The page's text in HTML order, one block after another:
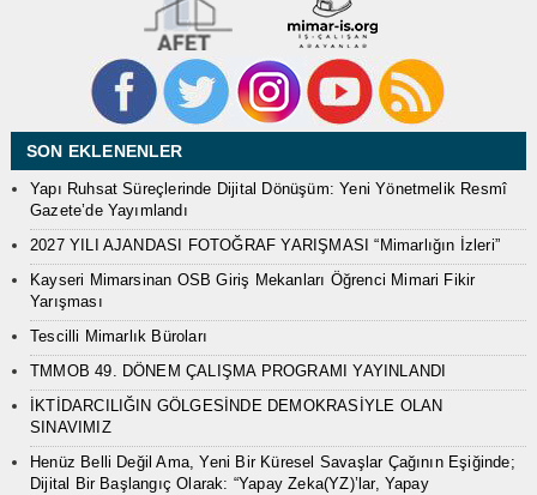
SON EKLENENLER
Yapı Ruhsat Süreçlerinde Dijital Dönüşüm: Yeni Yönetmelik Resmî
Gazete’de Yayımlandı
2027 YILI AJANDASI FOTOĞRAF YARIŞMASI “Mimarlığın İzleri”
Kayseri Mimarsinan OSB Giriş Mekanları Öğrenci Mimari Fikir
Yarışması
Tescilli Mimarlık Büroları
TMMOB 49. DÖNEM ÇALIŞMA PROGRAMI YAYINLANDI
İKTİDARCILIĞIN GÖLGESİNDE DEMOKRASİYLE OLAN
SINAVIMIZ
Henüz Belli Değil Ama, Yeni Bir Küresel Savaşlar Çağının Eşiğinde;
Dijital Bir Başlangıç Olarak: “Yapay Zeka(YZ)’lar, Yapay